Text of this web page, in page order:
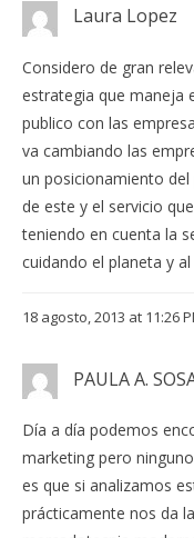
Laura Lopez
Considero de gran
estrategia que maneja
publico con las
va cambiando las
un posicionamiento
de este y el servicio
teniendo en cuenta la
cuidando el planeta y
18 agosto, 2013 at 11:26
PAULA A.
Día a día podemos
marketing pero
es que si analizamos
prácticamente nos da